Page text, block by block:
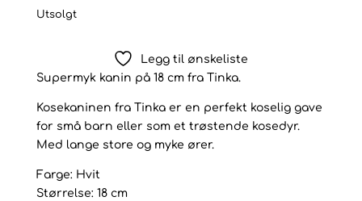
Utsolgt
Legg til ønskeliste
Supermyk kanin på 18 cm fra Tinka.
Kosekaninen fra Tinka er en perfekt koselig gave
for små barn eller som et trøstende kosedyr.
Med lange store og myke ører.
Farge: Hvit
Størrelse: 18 cm